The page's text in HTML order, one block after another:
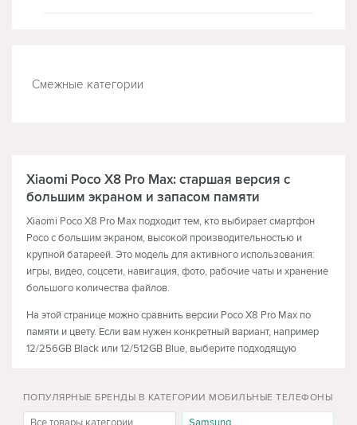
Смежные категории
Xiaomi Poco X8 Pro Max: старшая версия с
большим экраном и запасом памяти
Xiaomi Poco X8 Pro Max подходит тем, кто выбирает смартфон
Poco с большим экраном, высокой производительностью и
крупной батареей. Это модель для активного использования:
игры, видео, соцсети, навигация, фото, рабочие чаты и хранение
большого количества файлов.
На этой странице можно сравнить версии Poco X8 Pro Max по
памяти и цвету. Если вам нужен конкретный вариант, например
12/256GB Black или 12/512GB Blue, выберите подходящую
конфигурацию и проверьте цену, наличие и характеристики.
Кому подходит Poco X8 Pro Max
Poco X8 Pro Max стоит рассматривать пользователям, которым
ПОПУЛЯРНЫЕ БРЕНДЫ В КАТЕГОРИИ МОБИЛЬНЫЕ ТЕЛЕФОНЫ